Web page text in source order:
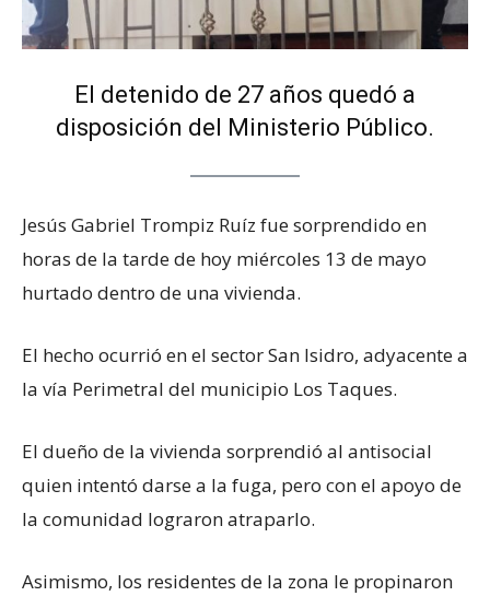
El detenido de 27 años quedó a
disposición del Ministerio Público.
Jesús Gabriel Trompiz Ruíz fue sorprendido en
horas de la tarde de hoy miércoles 13 de mayo
hurtado dentro de una vivienda.
El hecho ocurrió en el sector San Isidro, adyacente a
la vía Perimetral del municipio Los Taques.
El dueño de la vivienda sorprendió al antisocial
quien intentó darse a la fuga, pero con el apoyo de
la comunidad lograron atraparlo.
Asimismo, los residentes de la zona le propinaron